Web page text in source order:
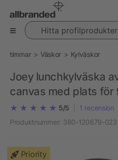
Hitta profilprodukter
timmar Väskor Kylväskor
Joey lunchkylväska
canvas med plats för
5/5 1 recension
Produktnummer: 360-120679-023
Priority